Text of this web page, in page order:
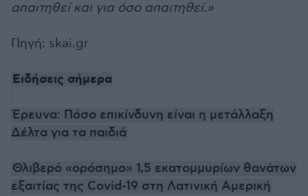
απαιτηθεί και για όσο απαιτηθεί.»
Πηγή: skai.gr
Ειδήσεις σήμερα
Έρευνα: Πόσο επικίνδυνη είναι η μετάλλαξη
Δέλτα για τα παιδιά
Θλιβερό «ορόσημο» 1,5 εκατομμυρίων θανάτων
εξαιτίας της Covid-19 στη Λατινική Αμερική